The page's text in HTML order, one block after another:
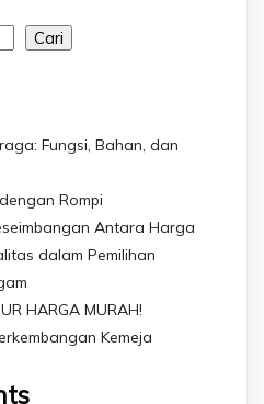
Cari
Fungsi, Bahan, dan
Rompi
Antara Harga
dalam Pemilihan
HARGA MURAH!
Kemeja